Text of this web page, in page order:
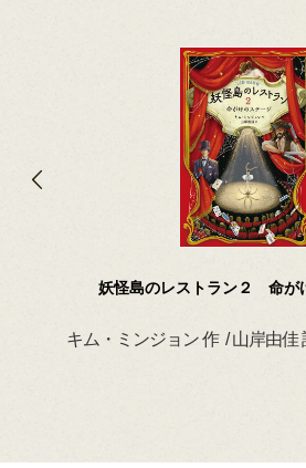
妖怪島のレストラン２ 命が
キム・ミンジョン 作 / 山岸由佳